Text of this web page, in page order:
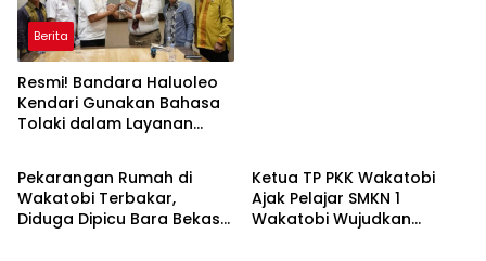
Berita
Resmi! Bandara Haluoleo
Kendari Gunakan Bahasa
Tolaki dalam Layanan
Berita
Pekarangan Rumah di
Wakatobi Terbakar,
Diduga Dipicu Bara Bekas
Ketua TP PKK Wakatobi
Ajak Pelajar SMKN 1
Wakatobi Wujudkan
Berita Berita